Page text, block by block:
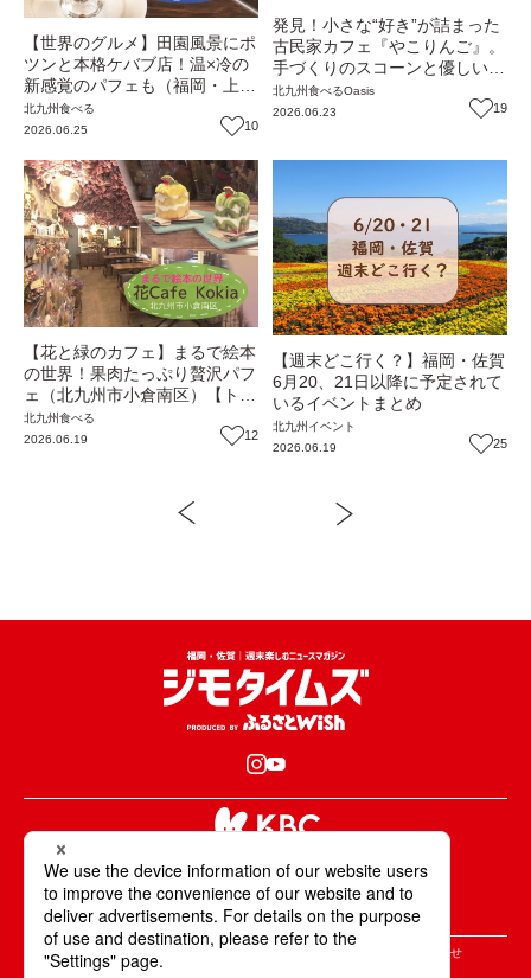
【世界のグルメ】田園風景にポ
ツンと本格ケバブ店！温×冷の
新感覚のパフェも（福岡・上毛
町）【トレンド】
北九州食べる
2026.06.25
10
発見！小さな“好き”が詰まった
古民家カフェ『やこりんご』。
手づくりのスコーンと優しい時
間に癒やされる、週末の小さな
冒険へ（福岡・岡垣町）
北九州食べるOasis
2026.06.23
19
【花と緑のカフェ】まるで絵本
の世界！果肉たっぷり贅沢パフ
ェ（北九州市小倉南区）【トレ
ンド】
北九州食べる
2026.06.19
12
【週末どこ行く？】福岡・佐賀
6月20、21日以降に予定されて
いるイベントまとめ
北九州 イベント
2026.06.19
25
KBCが取材・撮影した情報・映像は国内外の
テレビ・ラジオ・インターネットなどで放送・配信します。
All Rights Reserved. Copyright © KBC Co.,Ltd.
＞お問合せ
＞個人情報の取り扱いについて